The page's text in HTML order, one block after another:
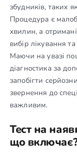
збудників, таких
Процедура є
хвилин, а
вибір лікування
Маючи на увазі
діагностика за
запобігти
звернення до
важливим.
Тест на
що